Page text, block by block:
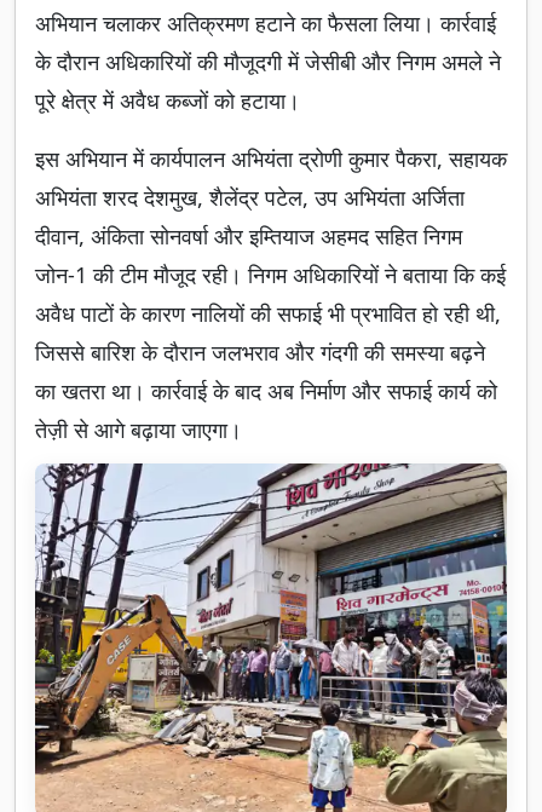
अभियान चलाकर अतिक्रमण हटाने का फैसला लिया। कार्रवाई
के दौरान अधिकारियों की मौजूदगी में जेसीबी और निगम अमले ने
पूरे क्षेत्र में अवैध कब्जों को हटाया।
इस अभियान में कार्यपालन अभियंता द्रोणी कुमार पैकरा, सहायक
अभियंता शरद देशमुख, शैलेंद्र पटेल, उप अभियंता अर्जिता
दीवान, अंकिता सोनवर्षा और इम्तियाज अहमद सहित निगम
जोन-1 की टीम मौजूद रही। निगम अधिकारियों ने बताया कि कई
अवैध पाटों के कारण नालियों की सफाई भी प्रभावित हो रही थी,
जिससे बारिश के दौरान जलभराव और गंदगी की समस्या बढ़ने
का खतरा था। कार्रवाई के बाद अब निर्माण और सफाई कार्य को
तेज़ी से आगे बढ़ाया जाएगा।